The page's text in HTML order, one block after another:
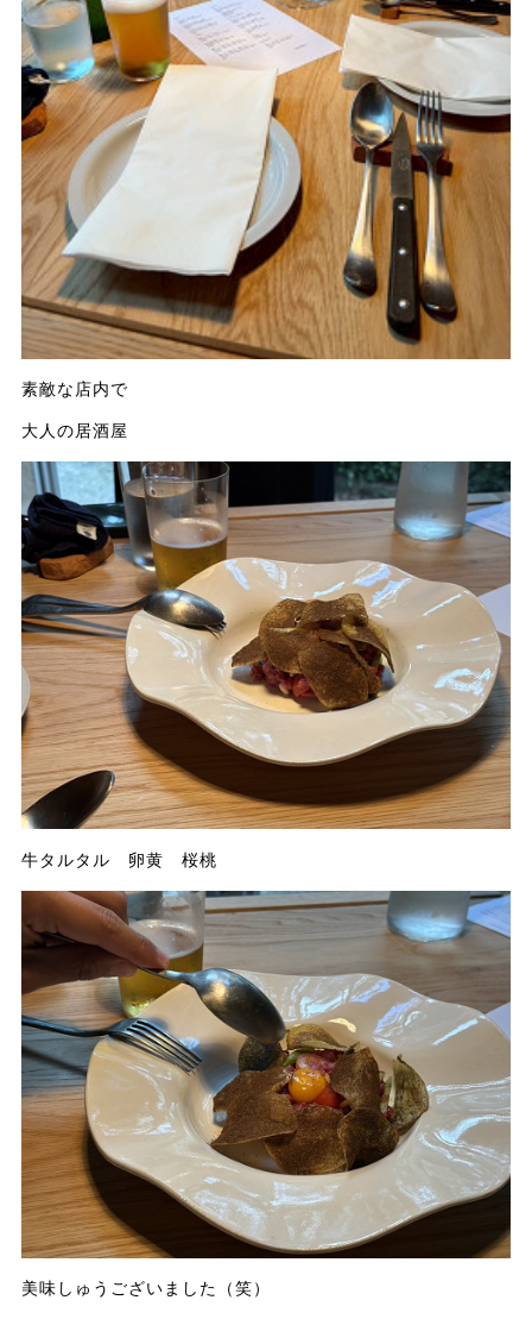
素敵な店内で
大人の居酒屋
牛タルタル 卵黄 桜桃
美味しゅうございました（笑）